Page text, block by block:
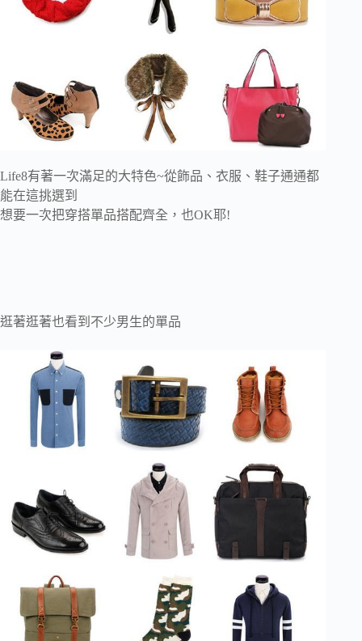
Life8有著一次滿足的大特色~從飾品、衣服、鞋子通通都
能在這挑選到
想要一次把穿搭單品搭配齊全，也OK耶!
逛著逛著也看到不少男生的單品